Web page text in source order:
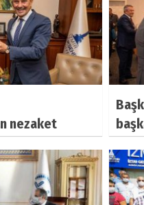
nezaket